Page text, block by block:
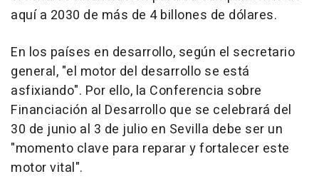
aquí a 2030 de más de 4 billones de dólares.
En los países en desarrollo, según el secretario
general, "el motor del desarrollo se está
asfixiando". Por ello, la Conferencia sobre
Financiación al Desarrollo que se celebrará del
30 de junio al 3 de julio en Sevilla debe ser un
"momento clave para reparar y fortalecer este
motor vital".